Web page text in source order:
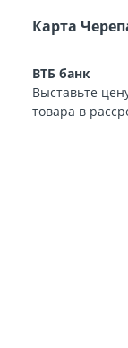
Карта
ВТБ банк
Выставьте
товара в